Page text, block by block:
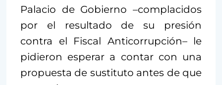
Palacio de Gobierno –complacidos
por el resultado de su presión
contra el Fiscal Anticorrupción– le
pidieron esperar a contar con una
propuesta de sustituto antes de que